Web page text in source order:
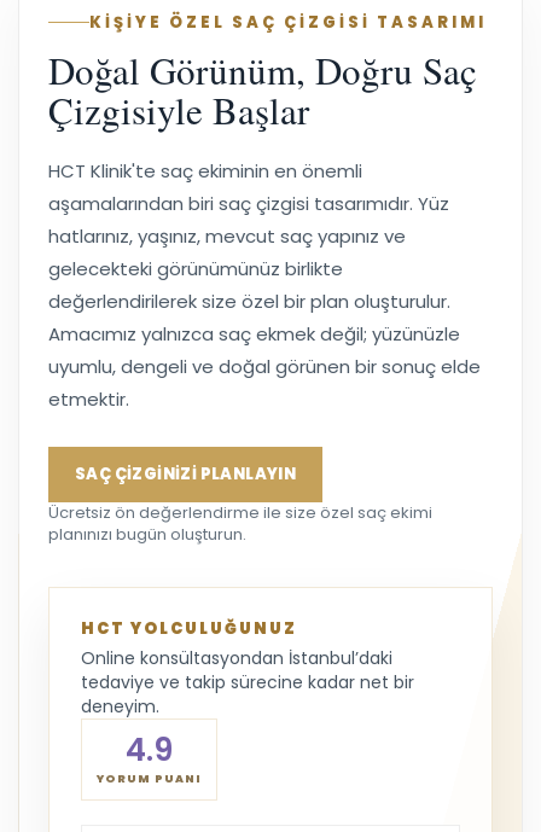
KİŞİYE ÖZEL SAÇ ÇİZGİSİ TASARIMI
Doğal Görünüm, Doğru Saç
Çizgisiyle Başlar
HCT Klinik'te saç ekiminin en önemli
aşamalarından biri saç çizgisi tasarımıdır. Yüz
hatlarınız, yaşınız, mevcut saç yapınız ve
gelecekteki görünümünüz birlikte
değerlendirilerek size özel bir plan oluşturulur.
Amacımız yalnızca saç ekmek değil; yüzünüzle
uyumlu, dengeli ve doğal görünen bir sonuç elde
etmektir.
SAÇ ÇİZGİNİZİ PLANLAYIN
Ücretsiz ön değerlendirme ile size özel saç ekimi
planınızı bugün oluşturun.
HCT YOLCULUĞUNUZ
Online konsültasyondan İstanbul’daki
tedaviye ve takip sürecine kadar net bir
deneyim.
4.9
YORUM PUANI